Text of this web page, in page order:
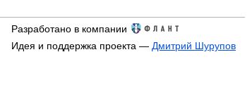
Разработано в компании
Идея и поддержка проекта — Дмитрий Шурупов